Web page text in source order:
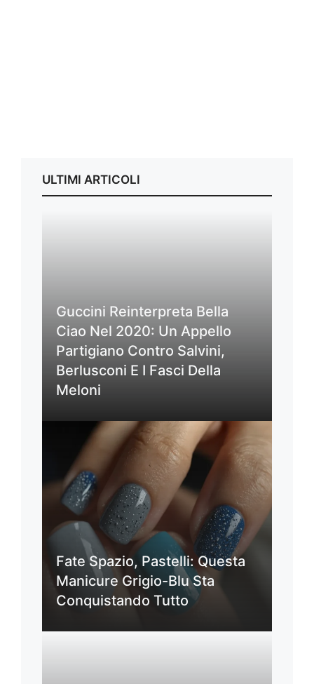
ULTIMI ARTICOLI
Guccini Reinterpreta Bella
Ciao Nel 2020: Un Appello
Partigiano Contro Salvini,
Berlusconi E I Fasci Della
Meloni
Fate Spazio, Pastelli: Questa
Manicure Grigio-Blu Sta
Conquistando Tutto